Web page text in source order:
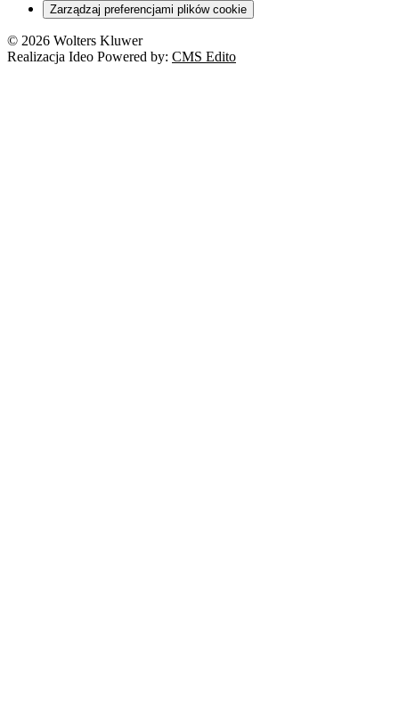
Zarządzaj preferencjami plików cookie
© 2026 Wolters Kluwer
Realizacja Ideo Powered by: CMS Edito